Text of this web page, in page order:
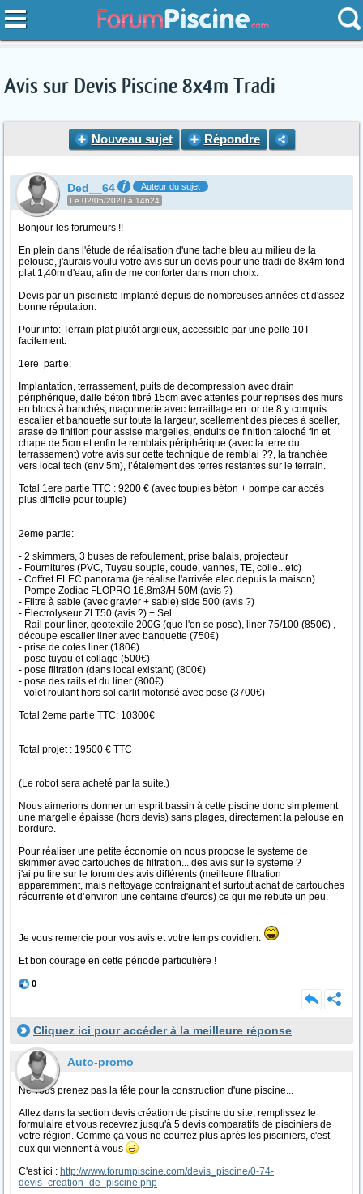
Avis sur Devis Piscine 8x4m Tradi
Nouveau sujet Répondre
Ded__64 Auteur du sujet
Le 02/05/2020 à 14h24
Bonjour les forumeurs !!
En plein dans l'étude de réalisation d'une tache bleu au milieu de la
pelouse, j'aurais voulu votre avis sur un devis pour une tradi de 8x4m fond
plat 1,40m d'eau, afin de me conforter dans mon choix.
Devis par un pisciniste implanté depuis de nombreuses années et d'assez
bonne réputation.
Pour info: Terrain plat plutôt argileux, accessible par une pelle 10T
facilement.
1ere partie:
Implantation, terrassement, puits de décompression avec drain
périphérique, dalle béton fibré 15cm avec attentes pour reprises des murs
en blocs à banchés, maçonnerie avec ferraillage en tor de 8 y compris
escalier et banquette sur toute la largeur, scellement des pièces à sceller,
arase de finition pour assise margelles, enduits de finition taloché fin et
chape de 5cm et enfin le remblais périphérique (avec la terre du
terrassement) votre avis sur cette technique de remblai ??, la tranchée
vers local tech (env 5m), l’étalement des terres restantes sur le terrain.
Total 1ere partie TTC : 9200 € (avec toupies béton + pompe car accès
plus difficile pour toupie)
2eme partie:
- 2 skimmers, 3 buses de refoulement, prise balais, projecteur
- Fournitures (PVC, Tuyau souple, coude, vannes, TE, colle...etc)
- Coffret ELEC panorama (je réalise l'arrivée elec depuis la maison)
- Pompe Zodiac FLOPRO 16.8m3/H 50M (avis ?)
- Filtre à sable (avec gravier + sable) side 500 (avis ?)
- Électrolyseur ZLT50 (avis ?) + Sel
- Rail pour liner, geotextile 200G (que l'on se pose), liner 75/100 (850€) ,
découpe escalier liner avec banquette (750€)
- prise de cotes liner (180€)
- pose tuyau et collage (500€)
- pose filtration (dans local existant) (800€)
- pose des rails et du liner (800€)
- volet roulant hors sol carlit motorisé avec pose (3700€)
Total 2eme partie TTC: 10300€
Total projet : 19500 € TTC
(Le robot sera acheté par la suite.)
Nous aimerions donner un esprit bassin à cette piscine donc simplement
une margelle épaisse (hors devis) sans plages, directement la pelouse en
bordure.
Pour réaliser une petite économie on nous propose le systeme de
skimmer avec cartouches de filtration... des avis sur le systeme ?
j'ai pu lire sur le forum des avis différents (meilleure filtration
apparemment, mais nettoyage contraignant et surtout achat de cartouches
récurrente et d’environ une centaine d'euros) ce qui me rebute un peu.
Je vous remercie pour vos avis et votre temps covidien.
Et bon courage en cette période particulière !
0
Cliquez ici pour accéder à la meilleure réponse
Auto-promo
Ne vous prenez pas la tête pour la construction d'une piscine...
Allez dans la section devis création de piscine du site, remplissez le
formulaire et vous recevrez jusqu'à 5 devis comparatifs de pisciniers de
votre région. Comme ça vous ne courrez plus après les pisciniers, c'est
eux qui viennent à vous
C'est ici : http://www.forumpiscine.com/devis_piscine/0-74-
devis_creation_de_piscine.php